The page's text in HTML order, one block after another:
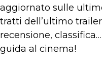
aggiornato sulle
tratti dell’ultimo
recensione,
guida al cinema!